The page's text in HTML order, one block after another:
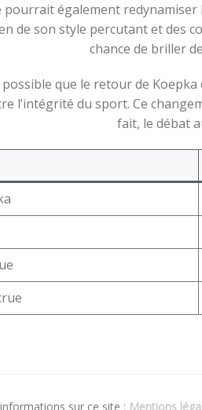
pourrait également
de son style percutant et des
chance de briller
que le retour de
l’intégrité du sport. Ce
fait, le débat
sur ce site : Mentions